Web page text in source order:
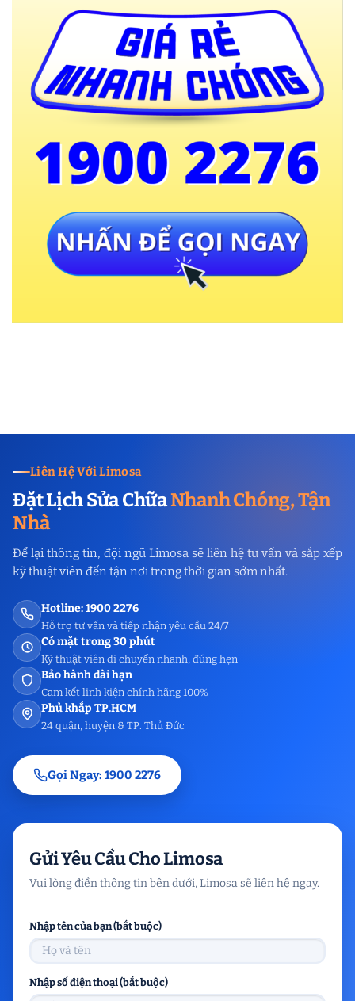
Liên Hệ Với Limosa
Đặt Lịch Sửa ChữaNhanh Chóng, Tận
Nhà
Để lại thông tin, đội ngũ Limosa sẽ liên hệ tư vấn và sắp xếp
kỹ thuật viên đến tận nơi trong thời gian sớm nhất.
Hotline: 1900 2276
Hỗ trợ tư vấn và tiếp nhận yêu cầu 24/7
Có mặt trong 30 phút
Kỹ thuật viên di chuyển nhanh, đúng hẹn
Bảo hành dài hạn
Cam kết linh kiện chính hãng 100%
Phủ khắp TP.HCM
24 quận, huyện & TP. Thủ Đức
Gọi Ngay: 1900 2276
Gửi Yêu Cầu Cho Limosa
Vui lòng điền thông tin bên dưới, Limosa sẽ liên hệ ngay.
Nhập tên của bạn (bắt buộc)
Nhập số điện thoại (bắt buộc)